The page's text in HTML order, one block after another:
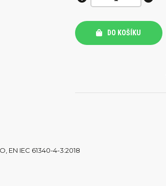
DO KOŠÍKU
EN IEC 61340-4-3:2018